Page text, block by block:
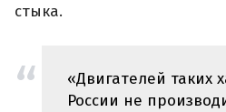
стыка.
«Двигателей таких
России не